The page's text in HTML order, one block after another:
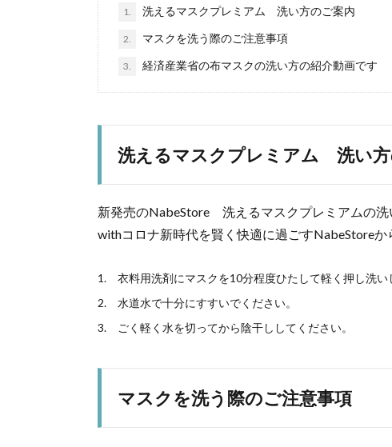
1. 洗えるマスクプレミアム 洗い方のご案内
2. マスクを洗う際のご注意事項
3. 経済産業省の布マスクの洗い方の紹介動画です
洗えるマスクプレミアム 洗い方
新発売のNabeStore 洗えるマスクプレミアムの洗
withコロナ新時代を賢く快適に過ごすNabeStoreか
衣料用洗剤にマスクを10分程度ひたして軽く押し洗い
水道水で十分にすすいでください。
ごく軽く水を切ってから陰干ししてください。
マスクを洗う際のご注意事項